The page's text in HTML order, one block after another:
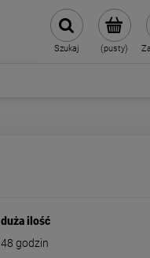
(pusty)
Szukaj
duża ilość
48 godzin